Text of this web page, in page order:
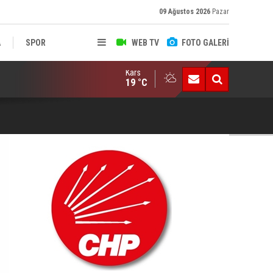
09 Ağustos 2026 Pazar
WEB TV FOTO GALERİ
SPOR
Kanunu Değişti.. Öğrenci Affından Akademik
Kars
19 °C